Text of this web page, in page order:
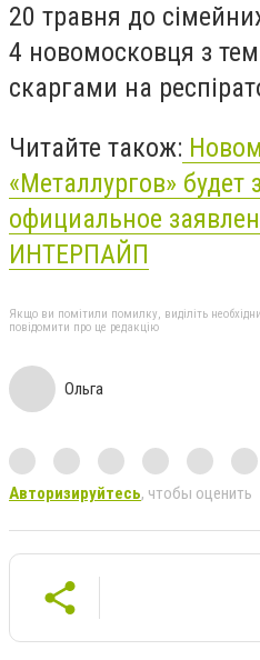
20 травня до
4 новомосковця з
скаргами на
Читайте також:
«Металлургов» будет
официальное
ИНТЕРПАЙП
Якщо ви помітили помилку, виділіть
повідомити про це редакцію
Ольга
Авторизируйтесь, чтобы оценить